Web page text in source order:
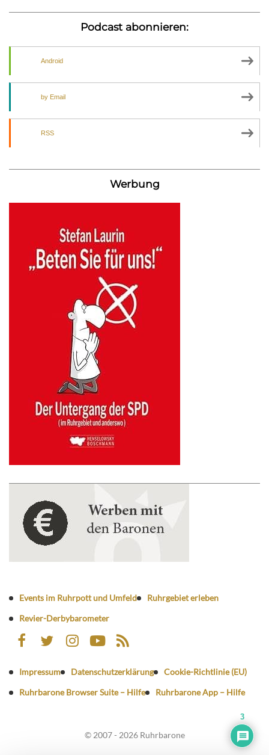
Podcast abonnieren:
Android
by Email
RSS
Werbung
Events im Ruhrpott und Umfeld
Ruhrgebiet erleben
Revier-Derbybarometer
Impressum Datenschutzerklärung
Cookie-Richtlinie (EU)
Ruhrbarone Browser Suite – Hilfe
Ruhrbarone App – Hilfe
© 2007 - 2026 Ruhrbarone
3